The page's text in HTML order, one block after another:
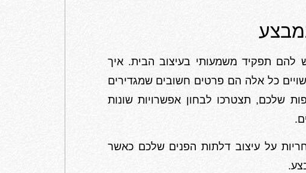
להם תפקיד משמעותי בעיצוב הבית. איך
כל אלה הם פרטים חשובים שמגדירים
שלכם, תצטרכו לבחון אפשרויות שונות
על עיצוב דלתות הפנים שלכם כאשר